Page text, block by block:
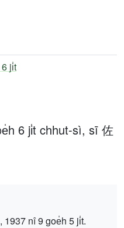
6 ji̍t chhut-sì, sī 佐
1937 nî 9 goe̍h 5 ji̍t.
ji̍t